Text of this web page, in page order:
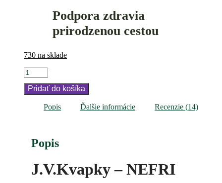
Podpora zdravia
prirodzenou cestou
730 na sklade
množstvo
J.V.Kvapky
(Detox
Pridať do košíka
Popis Ďalšie informácie Recenzie (14)
Popis
J.V.Kvapky – NEFRI